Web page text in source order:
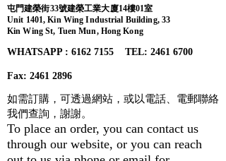
屯門建榮街33號建榮工業大廈14樓01室
Unit 1401, Kin Wing Industrial Building, 33
Kin Wing St, Tuen Mun, Hong Kong
WHATSAPP : 6162 7155​ TEL: 2461 6700
Fax: 2461 2896
如需訂購，可透過網站，或以電話、電郵聯絡
我們查詢， 謝謝。
To place an order, you can contact us
through our website, or you can reach